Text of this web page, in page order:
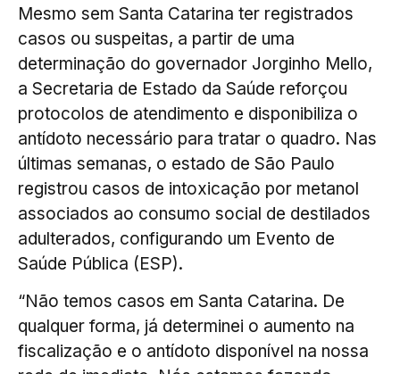
Mesmo sem Santa Catarina ter registrados
casos ou suspeitas, a partir de uma
determinação do governador Jorginho Mello,
a Secretaria de Estado da Saúde reforçou
protocolos de atendimento e disponibiliza o
antídoto necessário para tratar o quadro. Nas
últimas semanas, o estado de São Paulo
registrou casos de intoxicação por metanol
associados ao consumo social de destilados
adulterados, configurando um Evento de
Saúde Pública (ESP).
“Não temos casos em Santa Catarina. De
qualquer forma, já determinei o aumento na
fiscalização e o antídoto disponível na nossa